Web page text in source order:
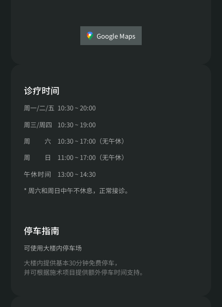
Google Maps
诊疗时间
周一/二/五 10:30 ~ 20:00
周三/周四
10:30 ~ 19:00
周
六
10:30 ~ 17:00（无午休）
周
日
11:00 ~ 17:00（无午休）
午休时间
13:00 ~ 14:30
* 周六和周日中午不休息，正常接诊。
停车指南
可使用大楼内停车场
大楼内提供基本30分钟免费停车，
并可根据施术项目提供额外停车时间支持。